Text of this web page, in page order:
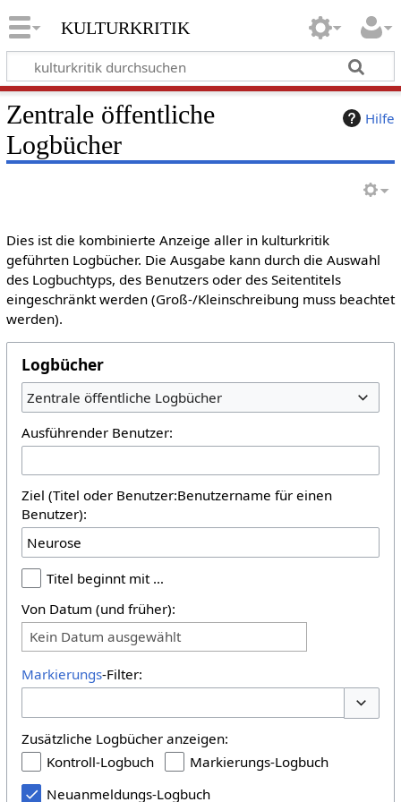
kulturkritik
Hilfe
Zentrale öffentliche
Logbücher
Dies ist die kombinierte Anzeige aller in kulturkritik
geführten Logbücher. Die Ausgabe kann durch die Auswahl
des Logbuchtyps, des Benutzers oder des Seitentitels
eingeschränkt werden (Groß-/Kleinschreibung muss beachtet
werden).
Logbücher
Zentrale öffentliche Logbücher
Ausführender Benutzer:
Ziel (Titel oder Benutzer:Benutzername für einen
Benutzer):
Titel beginnt mit …
Von Datum (und früher):
Kein Datum ausgewählt
Markierungs-Filter:
Zusätzliche Logbücher anzeigen:
Kontroll-Logbuch
Markierungs-Logbuch
Neuanmeldungs-Logbuch